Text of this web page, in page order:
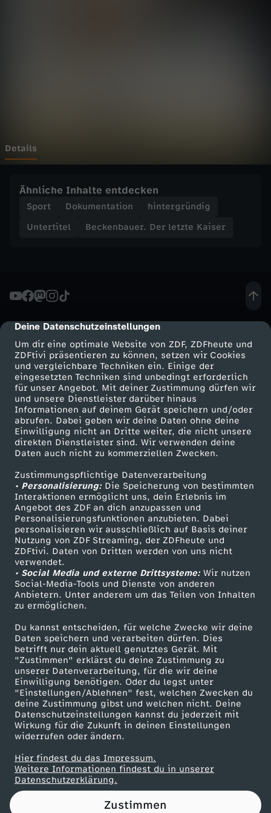
cmp-dialog-description
Deine Datenschutzeinstellungen
Um dir eine optimale Website von ZDF, ZDFheute und
ZDFtivi präsentieren zu können, setzen wir Cookies
und vergleichbare Techniken ein. Einige der
eingesetzten Techniken sind unbedingt erforderlich
für unser Angebot. Mit deiner Zustimmung dürfen wir
und unsere Dienstleister darüber hinaus
Informationen auf deinem Gerät speichern und/oder
abrufen. Dabei geben wir deine Daten ohne deine
Einwilligung nicht an Dritte weiter, die nicht unsere
direkten Dienstleister sind. Wir verwenden deine
Daten auch nicht zu kommerziellen Zwecken.
Zustimmungspflichtige Datenverarbeitung
• Personalisierung:Die Speicherung von bestimmten
Interaktionen ermöglicht uns, dein Erlebnis im
Angebot des ZDF an dich anzupassen und
Personalisierungsfunktionen anzubieten. Dabei
personalisieren wir ausschließlich auf Basis deiner
Nutzung von ZDF Streaming, der ZDFheute und
ZDFtivi. Daten von Dritten werden von uns nicht
verwendet.
• Social Media und externe Drittsysteme:Wir nutzen
Social-Media-Tools und Dienste von anderen
Anbietern. Unter anderem um das Teilen von Inhalten
zu ermöglichen.
Du kannst entscheiden, für welche Zwecke wir deine
Daten speichern und verarbeiten dürfen. Dies
betrifft nur dein aktuell genutztes Gerät. Mit
"Zustimmen" erklärst du deine Zustimmung zu
unserer Datenverarbeitung, für die wir deine
Einwilligung benötigen. Oder du legst unter
"Einstellungen/Ablehnen" fest, welchen Zwecken du
deine Zustimmung gibst und welchen nicht. Deine
Datenschutzeinstellungen kannst du jederzeit mit
Wirkung für die Zukunft in deinen Einstellungen
widerrufen oder ändern.
Hier findest du das Impressum.
Weitere Informationen findest du in unserer
Datenschutzerklärung.
Zustimmen
D
r
t
z
t
e
K
a
i
s
e
r
-
B
e
c
k
e
n
b
Details
Ähnliche Inhalte entdecken
Sport Dokumentation
hintergründig
Untertitel
Beckenbauer. Der letzte Kaiser
Mehr ZDF
ZDF-Apps
Smart TV
ZDFtext
Livestreams
Sendungen A-Z
TV-Programm
Service
ZDFmitreden
Kontakt zum ZDF
Tickets
Zuschauerservice
Hilfe
ZDF Unternehmen
Karriere
ZDF goes Schule
Werbefernsehen
Mainzelmännchen
Partner